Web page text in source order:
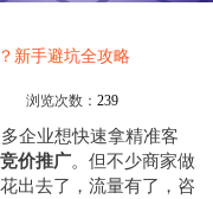
新手避坑全攻略
浏览次数：239
企业想快速拿精准客
竞价推广。但不少商家做
出去了，流量有了，咨